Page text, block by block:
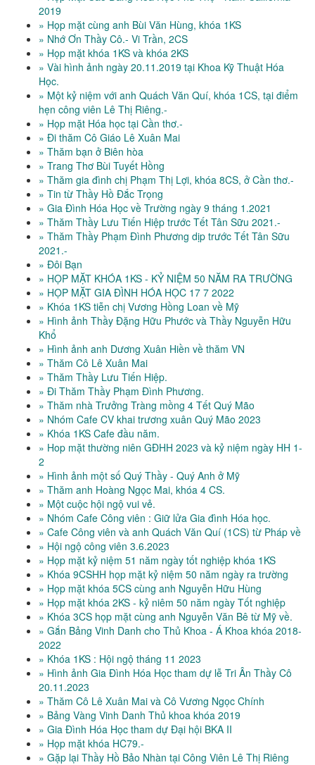
2019
» Họp mặt cùng anh Bùi Văn Hùng, khóa 1KS
» Nhớ Ơn Thầy Cô.- Vi Trần, 2CS
» Họp mặt khóa 1KS và khóa 2KS
» Vài hình ảnh ngày 20.11.2019 tại Khoa Kỹ Thuật Hóa
Học.
» Một kỷ niệm với anh Quách Văn Quí, khóa 1CS, tại điểm
hẹn công viên Lê Thị Riêng.-
» Họp mặt Hóa học tại Cần thơ.-
» Đi thăm Cô Giáo Lê Xuân Mai
» Thăm bạn ở Biên hòa
» Trang Thơ Bùi Tuyết Hồng
» Thăm gia đình chị Phạm Thị Lợi, khóa 8CS, ở Cần thơ.-
» Tin từ Thầy Hồ Đắc Trọng
» Gia Đình Hóa Học về Trường ngày 9 tháng 1.2021
» Thăm Thầy Lưu Tiến Hiệp trước Tết Tân Sữu 2021.-
» Thăm Thầy Phạm Đình Phương dịp trước Tết Tân Sữu
2021.-
» Đôi Bạn
» HỌP MẶT KHÓA 1KS - KỶ NIỆM 50 NĂM RA TRƯỜNG
» HỌP MẶT GIA ĐÌNH HÓA HỌC 17 7 2022
» Khóa 1KS tiễn chị Vương Hồng Loan về Mỹ
» Hình ảnh Thầy Đặng Hữu Phước và Thầy Nguyễn Hữu
Khổ
» Hình ảnh anh Dương Xuân Hiền về thăm VN
» Thăm Cô Lê Xuân Mai
» Thăm Thầy Lưu Tiến Hiệp.
» Đi Thăm Thầy Phạm Đình Phương.
» Thăm nhà Trưởng Tràng mồng 4 Tết Quý Mão
» Nhóm Cafe CV khai trương xuân Quý Mão 2023
» Khóa 1KS Cafe đầu năm.
» Hop mặt thường niên GĐHH 2023 và kỷ niệm ngày HH 1-
2
» Hình ảnh một số Quý Thầy - Quý Anh ở Mỹ
» Thăm anh Hoàng Ngọc Mai, khóa 4 CS.
» Một cuộc hội ngộ vui vẻ.
» Nhóm Cafe Công viên : Giữ lửa Gia đình Hóa học.
» Cafe Công viên và anh Quách Văn Quí (1CS) từ Pháp về
» Hội ngộ công viên 3.6.2023
» Họp mặt kỷ niệm 51 năm ngày tốt nghiệp khóa 1KS
» Khóa 9CSHH họp mặt kỷ niệm 50 năm ngày ra trường
» Họp mặt khóa 5CS cùng anh Nguyễn Hữu Hùng
» Họp mặt khóa 2KS - kỷ niêm 50 năm ngày Tốt nghiệp
» Khóa 3CS họp mặt cùng anh Nguyễn Văn Bê từ Mỹ về.
» Gắn Bảng Vinh Danh cho Thủ Khoa - Á Khoa khóa 2018-
2022
» Khóa 1KS : Hội ngộ tháng 11 2023
» Hình ảnh Gia Đình Hóa Học tham dự lễ Tri Ân Thầy Cô
20.11.2023
» Thăm Cô Lê Xuân Mai và Cô Vương Ngọc Chính
» Bảng Vàng Vinh Danh Thủ khoa khóa 2019
» Gia Đình Hóa Học tham dự Đại hội BKA II
» Họp mặt khóa HC79.-
» Gặp lại Thầy Hồ Bảo Nhàn tại Công Viên Lê Thị Riêng